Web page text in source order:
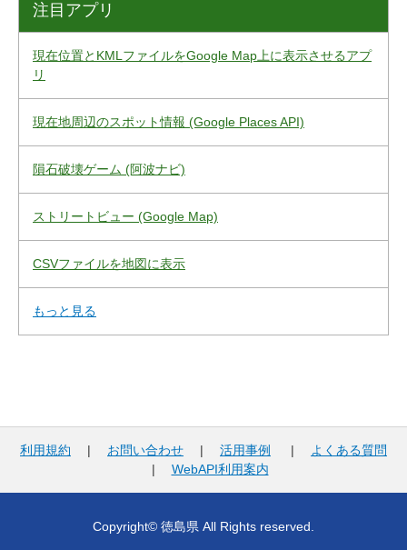
注目アプリ
現在位置とKMLファイルをGoogle Map上に表示させるアプ
リ
現在地周辺のスポット情報 (Google Places API)
隕石破壊ゲーム (阿波ナビ)
ストリートビュー (Google Map)
CSVファイルを地図に表示
もっと見る
利用規約 | お問い合わせ | 活用事例 |
よくある質問
| WebAPI利用案内
Copyright© 徳島県 All Rights reserved.